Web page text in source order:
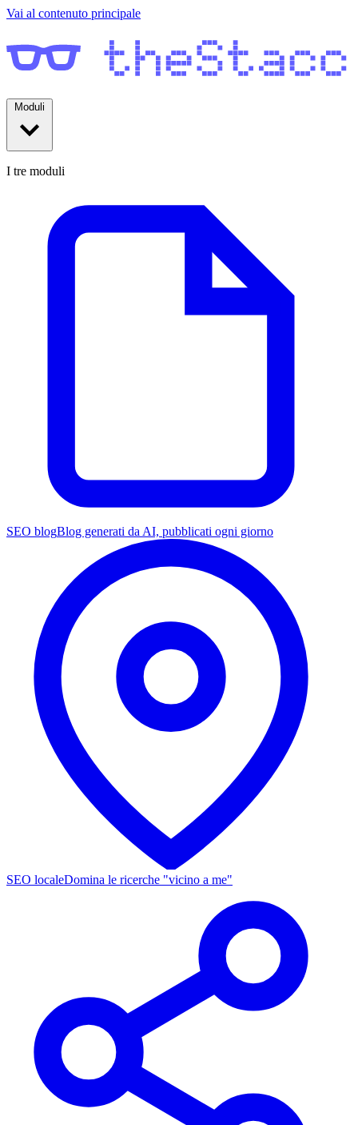
Vai al contenuto principale
I tre moduli
SEO blogBlog generati da AI, pubblicati ogni giorno
SEO localeDomina le ricerche "vicino a me"